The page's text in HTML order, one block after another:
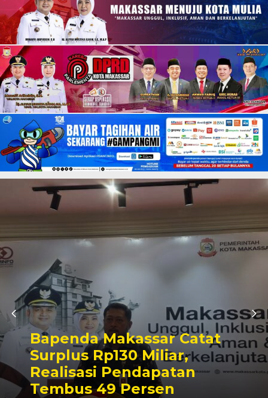
Bapenda Makassar Catat
Surplus Rp130 Miliar,
Realisasi Pendapatan
Tembus 49 Persen